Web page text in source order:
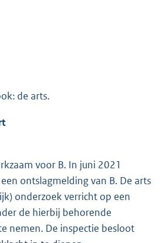
de arts.
voor B. In juni 2021
ontslagmelding van B. De arts
onderzoek verricht op een
de hierbij behorende
nemen. De inspectie besloot